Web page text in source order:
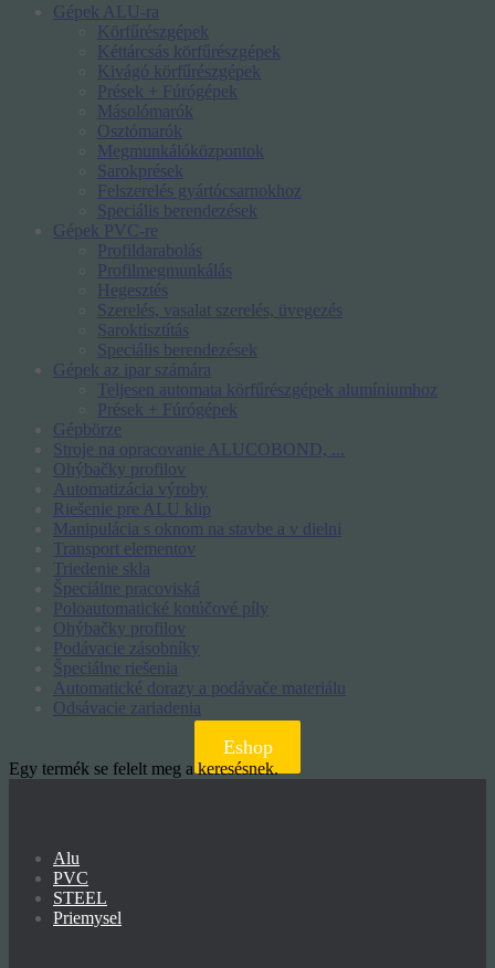
Gépek ALU-ra
Körfűrészgépek
Kéttárcsás körfűrészgépek
Kivágó körfűrészgépek
Prések + Fúrógépek
Másolómarók
Osztómarók
Megmunkálóközpontok
Sarokprések
Felszerelés gyártócsarnokhoz
Speciális berendezések
Gépek PVC-re
Profildarabolás
Profilmegmunkálás
Hegesztés
Szerelés, vasalat szerelés, üvegezés
Saroktisztítás
Speciális berendezések
Gépek az ipar számára
Teljesen automata körfűrészgépek alumíniumhoz
Prések + Fúrógépek
Gépbörze
Stroje na opracovanie ALUCOBOND, ...
Ohýbačky profilov
Automatizácia výroby
Riešenie pre ALU klip
Manipulácia s oknom na stavbe a v dielni
Transport elementov
Triedenie skla
Špeciálne pracoviská
Poloautomatické kotúčové píly
Ohýbačky profilov
Podávacie zásobníky
Špeciálne riešenia
Automatické dorazy a podávače materiálu
Odsávacie zariadenia
Eshop
Egy termék se felelt meg a keresésnek.
Alu
PVC
STEEL
Priemysel